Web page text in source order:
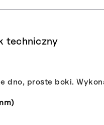
techniczny
dno, proste boki.